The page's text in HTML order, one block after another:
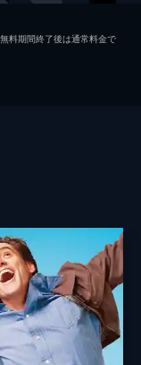
キャリー・ヘルナンデス
トム・エヴェレット・スコット
ミーガン・フェイ
デイモン・ガプトン
料期間終了後は通常料金で